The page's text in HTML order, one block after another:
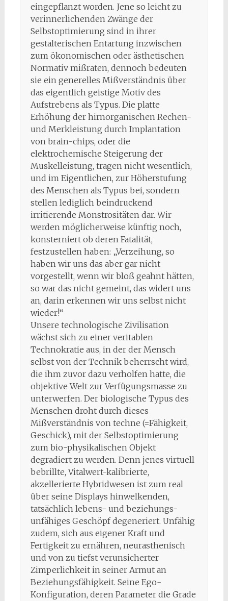
eingepflanzt worden. Jene so leicht zu
verinnerlichenden Zwänge der
Selbstoptimierung sind in ihrer
gestalterischen Entartung inzwischen
zum ökonomischen oder ästhetischen
Normativ mißraten, dennoch bedeuten
sie ein generelles Mißverständnis über
das eigentlich geistige Motiv des
Aufstrebens als Typus. Die platte
Erhöhung der hirnorganischen Rechen-
und Merkleistung durch Implantation
von brain-chips, oder die
elektrochemische Steigerung der
Muskelleistung, tragen nicht wesentlich,
und im Eigentlichen, zur Höherstufung
des Menschen als Typus bei, sondern
stellen lediglich beindruckend
irritierende Monstrositäten dar. Wir
werden möglicherweise künftig noch,
konsterniert ob deren Fatalität,
festzustellen haben: „Verzeihung, so
haben wir uns das aber gar nicht
vorgestellt, wenn wir bloß geahnt hätten,
so war das nicht gemeint, das widert uns
an, darin erkennen wir uns selbst nicht
wieder!“
Unsere technologische Zivilisation
wächst sich zu einer veritablen
Technokratie aus, in der der Mensch
selbst von der Technik beherrscht wird,
die ihm zuvor dazu verholfen hatte, die
objektive Welt zur Verfügungsmasse zu
unterwerfen. Der biologische Typus des
Menschen droht durch dieses
Mißverständnis von techne (=Fähigkeit,
Geschick), mit der Selbstoptimierung
zum bio-physikalischen Objekt
degradiert zu werden. Denn jenes virtuell
bebrillte, Vitalwert-kalibrierte,
akzellerierte Hybridwesen ist zum real
über seine Displays hinwelkenden,
tatsächlich lebens- und beziehungs-
unfähiges Geschöpf degeneriert. Unfähig
zudem, sich aus eigener Kraft und
Fertigkeit zu ernähren, neurasthenisch
und von zu tiefst verunsicherter
Zimperlichkeit in seiner Armut an
Beziehungsfähigkeit. Seine Ego-
Konfiguration, deren Parameter die Grade